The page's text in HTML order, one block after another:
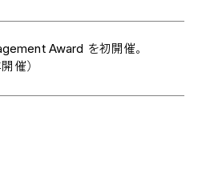
Award を初開催。
催）